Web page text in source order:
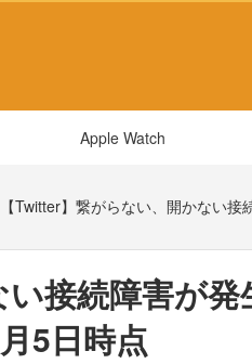
Apple Watch
【Twitter】繋がらない、開かない
接続障害が発
5日時点